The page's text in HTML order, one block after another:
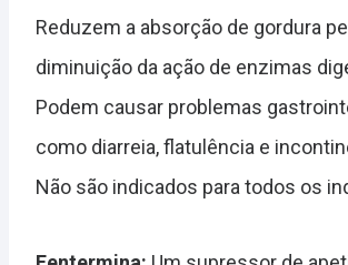
Reduzem a absorção de gordura
diminuição da ação de enzimas
Podem causar problemas
como diarreia, flatulência e
Não são indicados para todos os